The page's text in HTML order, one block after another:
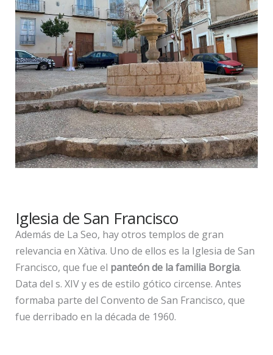
Iglesia de San Francisco
Además de La Seo, hay otros templos de gran
relevancia en Xàtiva. Uno de ellos es la Iglesia de San
Francisco, que fue el panteón de la familia Borgia.
Data del s. XIV y es de estilo gótico circense. Antes
formaba parte del Convento de San Francisco, que
fue derribado en la década de 1960.